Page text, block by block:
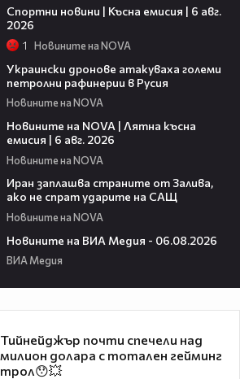
Спортни новини | Късна емисия | 6 авг.
2026
1 Новините на NOVA
Украински дронове атакуваха големи
петролни рафинерии в Русия
Новините на NOVA
Новините на NOVA | Лятна късна
емисия | 6 авг. 2026
Новините на NOVA
Иран заплашва страните от Залива,
ако не спрат ударите на САЩ
Новините на NOVA
Новините на ВИА Медия - 06.08.2026
ВИА Медия
Тийнейджър почти спечели над
милион долара с тотален гейминг
трол😯💥